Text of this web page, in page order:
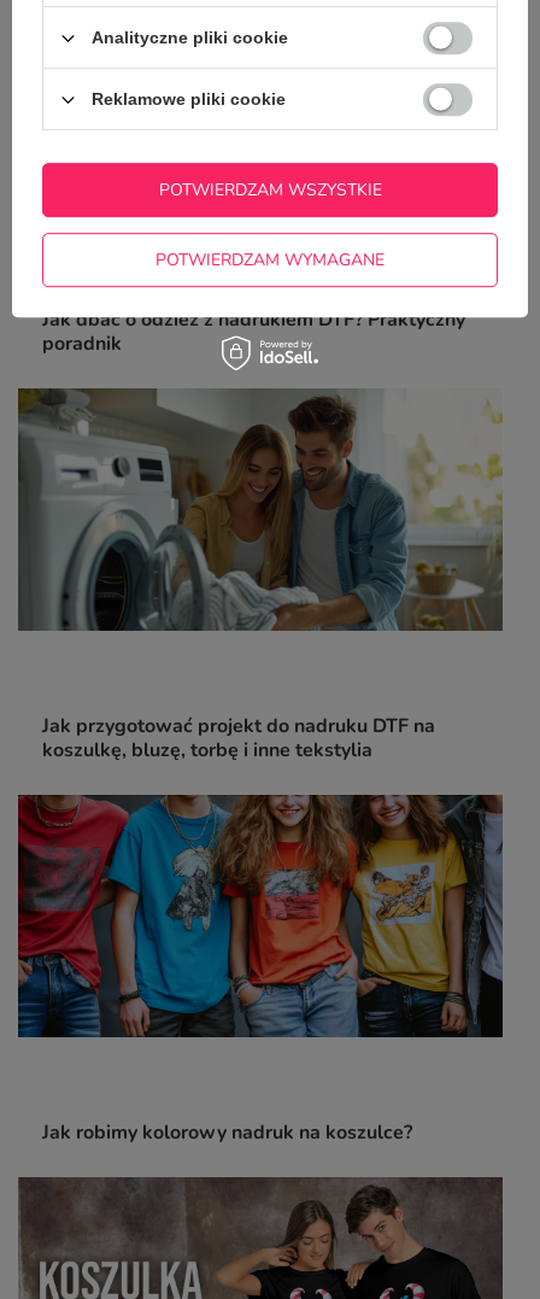
Jak dbać o odzież z nadrukiem DTF? Praktyczny
poradnik
Jak przygotować projekt do nadruku DTF na
koszulkę, bluzę, torbę i inne tekstylia
Jak robimy kolorowy nadruk na koszulce?
Analityczne pliki cookie
Reklamowe pliki cookie
POTWIERDZAM WYMAGANE
POTWIERDZAM WSZYSTKIE